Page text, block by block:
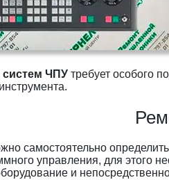
систем ЧПУ требует особого
самостоятельно
управления, для этого
и